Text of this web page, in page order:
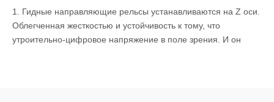
1. Гидные направляющие рельсы устанавливаются на Z оси.
Облегченная жесткостью и устойчивость к тому, что
утроительно-цифровое напряжение в поле зрения. И он